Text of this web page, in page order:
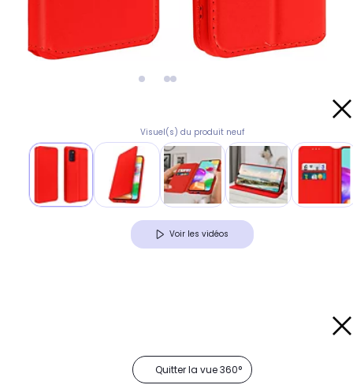
Visuel(s) du produit neuf
Voir les vidéos
Quitter la vue 360°